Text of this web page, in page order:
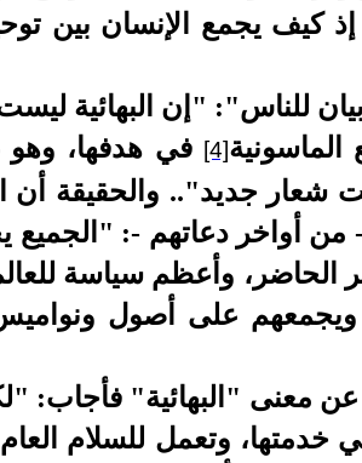
كيف يجمع الإنسان بين
للناس": "إن البهائية
[4] في هدفها، وهو
شعار جديد".. والحقيقة أن
أواخر دعاتهم -: "الجميع
الحاضر، وأعظم سياسة
ويجمعهم على أصول
عن معنى "البهائية" فأجاب:
في خدمتها، وتعمل للسلام